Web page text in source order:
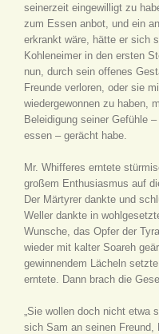
seinerzeit eingewilligt zu
zum Essen anbot, und ein
erkrankt wäre, hätte er sich
Kohleneimer in den ersten
nun, durch sein offenes
Freunde verloren, oder sie
wiedergewonnen zu haben,
Beleidigung seiner Gefühle
essen – gerächt habe.
Mr. Whifferes erntete
großem Enthusiasmus auf
Der Märtyrer dankte und
Weller dankte in
Wunsche, das Opfer der
wieder mit kalter Soareh
gewinnendem Lächeln
erntete. Dann brach die
„Sie wollen doch nicht etwa
sich Sam an seinen Freund,